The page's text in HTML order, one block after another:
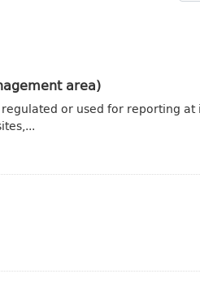
area)
or used for reporting